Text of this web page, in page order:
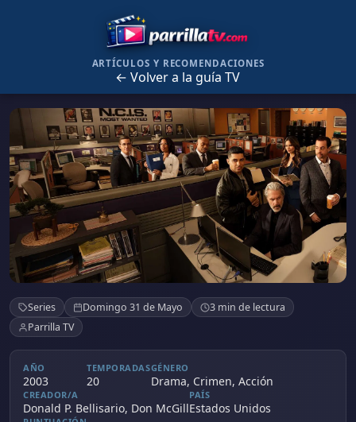
ARTÍCULOS Y RECOMENDACIONES
← Volver a la guía TV
NCIS
Series Domingo 31 de Mayo
3 min de lectura
Parrilla TV
AÑO
2003
TEMPORADAS
20
GÉNERO
Drama, Crimen, Acción
CREADOR/A
Donald P. Bellisario, Don McGill
PAÍS
Estados Unidos